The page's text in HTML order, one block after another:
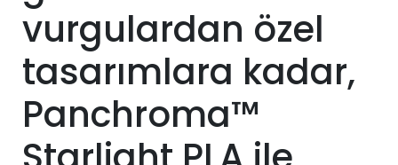
vurgulardan özel
tasarımlara kadar,
Panchroma™